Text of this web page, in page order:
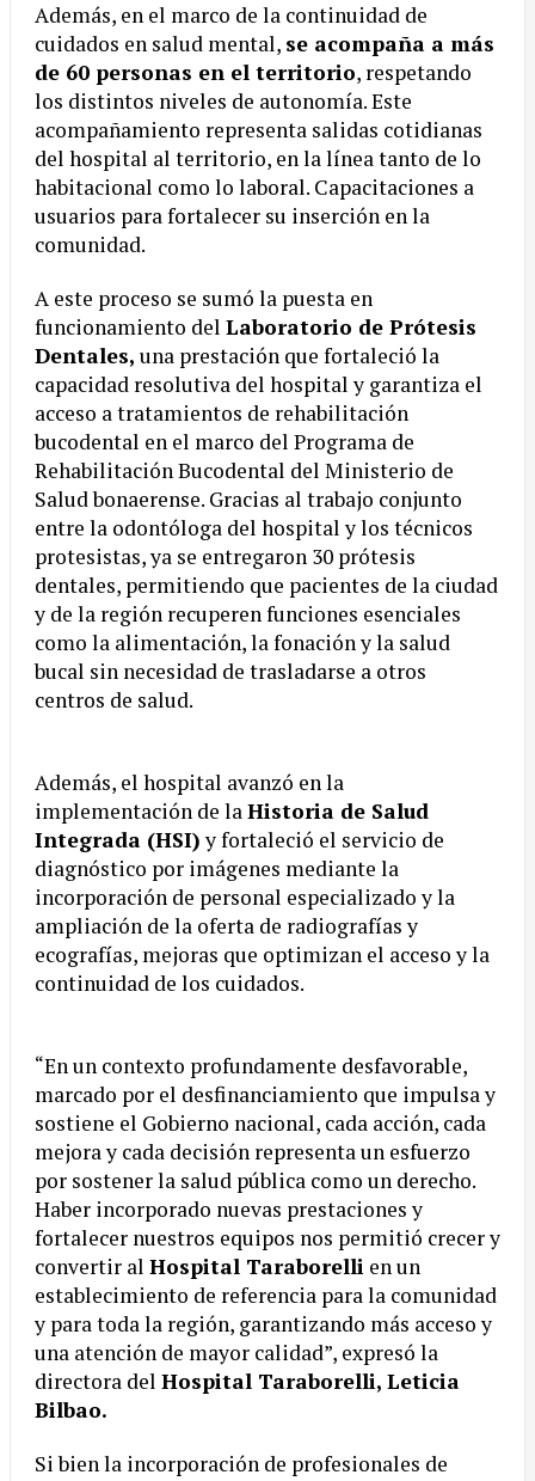
Además, en el marco de la continuidad de
cuidados en salud mental, se acompaña a más
de 60 personas en el territorio, respetando
los distintos niveles de autonomía. Este
acompañamiento representa salidas cotidianas
del hospital al territorio, en la línea tanto de lo
habitacional como lo laboral. Capacitaciones a
usuarios para fortalecer su inserción en la
comunidad.
A este proceso se sumó la puesta en
funcionamiento del Laboratorio de Prótesis
Dentales, una prestación que fortaleció la
capacidad resolutiva del hospital y garantiza el
acceso a tratamientos de rehabilitación
bucodental en el marco del Programa de
Rehabilitación Bucodental del Ministerio de
Salud bonaerense. Gracias al trabajo conjunto
entre la odontóloga del hospital y los técnicos
protesistas, ya se entregaron 30 prótesis
dentales, permitiendo que pacientes de la ciudad
y de la región recuperen funciones esenciales
como la alimentación, la fonación y la salud
bucal sin necesidad de trasladarse a otros
centros de salud.
Además, el hospital avanzó en la
implementación de laHistoria de Salud
Integrada (HSI)y fortaleció el servicio de
diagnóstico por imágenes mediante la
incorporación de personal especializado y la
ampliación de la oferta de radiografías y
ecografías, mejoras que optimizan el acceso y la
continuidad de los cuidados.
“En un contexto profundamente desfavorable,
marcado por el desfinanciamiento que impulsa y
sostiene el Gobierno nacional, cada acción, cada
mejora y cada decisión representa un esfuerzo
por sostener la salud pública como un derecho.
Haber incorporado nuevas prestaciones y
fortalecer nuestros equipos nos permitió crecer y
convertir al Hospital Taraborelli en un
establecimiento de referencia para la comunidad
y para toda la región, garantizando más acceso y
una atención de mayor calidad”, expresó la
directora del Hospital Taraborelli, Leticia
Bilbao.
Si bien la incorporación de profesionales de